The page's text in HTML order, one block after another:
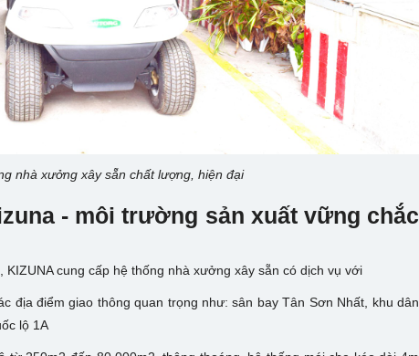
nhà xưởng xây sẵn chất lượng, hiện đại
- môi trường sản xuất vững chắc
cung cấp hệ thống nhà xưởng xây sẵn có dịch vụ với
địa điểm giao thông quan trọng như: sân bay Tân Sơn Nhất, khu dân
lộ 1A